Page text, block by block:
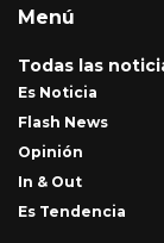
Menú
Todas las
Es Noticia
Flash News
Opinión
In & Out
Es Tendencia